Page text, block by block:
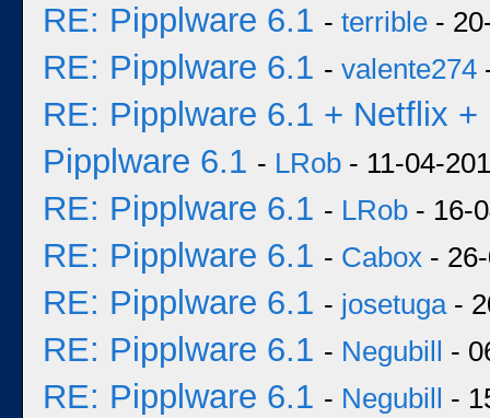
RE: Pipplware 6.1 - terrible -
RE: Pipplware 6.1 - valente274
RE: Pipplware 6.1 + Netflix +
Pipplware 6.1 - LRob - 11-04-
RE: Pipplware 6.1 - LRob - 16-
RE: Pipplware 6.1 - Cabox -
RE: Pipplware 6.1 - josetuga-
RE: Pipplware 6.1 - Negubill -
RE: Pipplware 6.1 - Negubill -